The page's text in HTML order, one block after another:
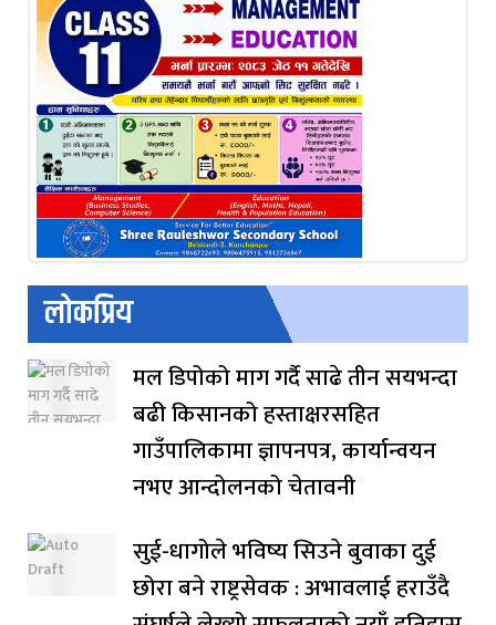
लोकप्रिय
मल डिपोको माग गर्दै साढे तीन सयभन्दा
बढी किसानको हस्ताक्षरसहित
गाउँपालिकामा ज्ञापनपत्र, कार्यान्वयन
नभए आन्दोलनको चेतावनी
सुई-धागोले भविष्य सिउने बुवाका दुई
छोरा बने राष्ट्रसेवक : अभावलाई हराउँदै